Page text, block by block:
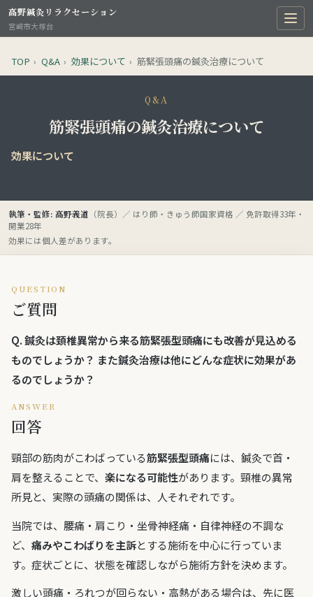
高野鍼灸リラクセーション
宮崎市大塚台
TOP › Q&A › 効果について › 筋緊張頭痛の鍼灸治療について
Q&A
筋緊張頭痛の鍼灸治療について
効果について
執筆・監修: 高野義道 （院長）／ はり師・きゅう師国家資格 ／ 免許取得33年・
開業28年
効果には個人差があります。
QUESTION
ご質問
Q.鍼灸は頚椎異常から来る筋緊張型頭痛にも改善が見込める
ものでしょうか？ また鍼灸治療は他にどんな症状に効果があ
るのでしょうか？
ANSWER
回答
頸部の筋肉がこわばっている筋緊張型頭痛には、鍼灸で首・
肩を整えることで、 楽になる可能性があります。頸椎の異常
所見と、実際の頭痛の関係は、人それぞれです。
当院では、腰痛・肩こり・坐骨神経痛・自律神経の不調な
ど、 痛みやこわばりを主訴とする施術を中心に行っていま
す。症状ごとに、状態を確認しながら施術方針を決めます。
激しい頭痛・ろれつが回らない・高熱がある場合は、先に医